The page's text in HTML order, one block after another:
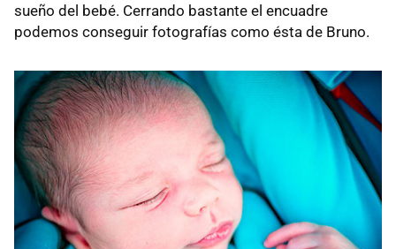
sueño del bebé. Cerrando bastante el encuadre
podemos conseguir fotografías como ésta de Bruno.